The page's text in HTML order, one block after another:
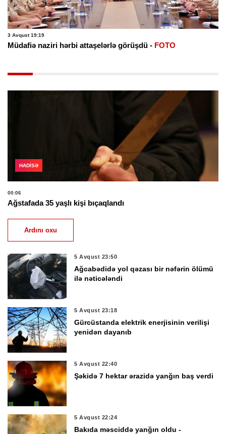
3 Avqust 19:19
Müdafiə naziri hərbi attaşelərlə görüşdü - FOTO
HADISƏ
00:06
Ağstafada 35 yaşlı kişi bıçaqlandı
Ardını oxu
5 Avqust 23:50
Ağcabədidə yol qəzası bir nəfərin ölümü
ilə nəticələndi
5 Avqust 23:18
Gürcüstanda elektrik enerjisinin verilişi
yenidən dayanıb
5 Avqust 22:40
Şəkidə 7 hektar ərazidə yanğın baş verdi
5 Avqust 22:24
Bakıda məsciddə yanğın oldu -